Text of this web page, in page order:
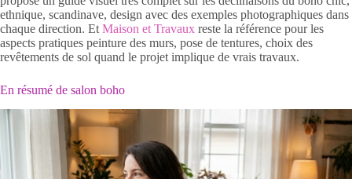
ethnique, scandinave, design avec des exemples photographiques dans
chaque direction. Et Maison et Travaux reste la référence pour les
aspects pratiques peinture des murs, pose de tentures, choix des
revêtements de sol quand le projet implique de vrais travaux.
En résumé de salon boho